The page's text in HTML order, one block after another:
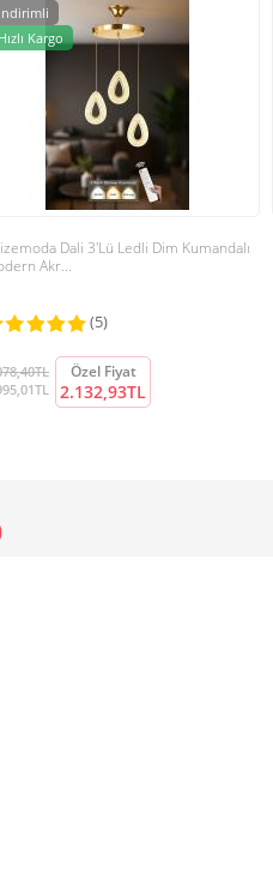
İndirimli
Hızlı Kargo
Dali 3'Lü Ledli Dim Kumandalı
Akr...
(5)
Özel Fiyat
2.132,93TL